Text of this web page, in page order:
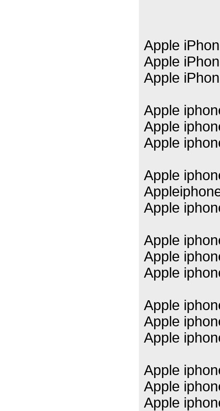
Apple
Apple
Apple
Apple
Apple
Apple
Apple
Apple
Apple
Apple
Apple
Apple
Apple
Apple
Apple
Apple
Apple